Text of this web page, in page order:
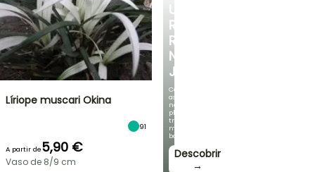
UM
RECANTO
REFRESCANTE
NO
JARDIM
Com
as
nossas
plantas
trepadeiras
mais
bonitas!
Descobrir
→
Líriope muscari Okina
91
A partir de5,90 €
Vaso de 8/9 cm